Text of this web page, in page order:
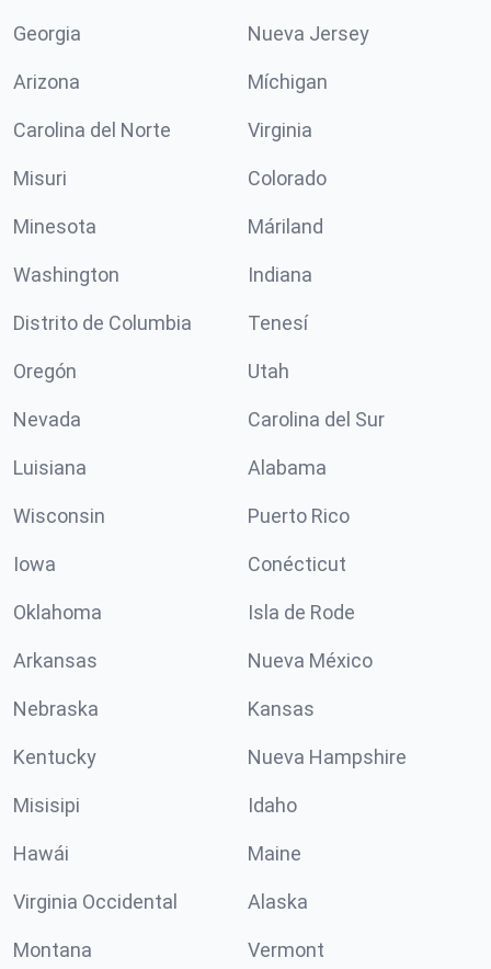
Georgia Nueva Jersey
Arizona Míchigan
Carolina del Norte Virginia
Misuri Colorado
Minesota Máriland
Washington Indiana
Distrito de Columbia Tenesí
Oregón Utah
Nevada Carolina del Sur
Luisiana Alabama
Wisconsin Puerto Rico
Iowa Conécticut
Oklahoma Isla de Rode
Arkansas Nueva México
Nebraska Kansas
Kentucky Nueva Hampshire
Misisipi Idaho
Hawái Maine
Virginia Occidental Alaska
Montana Vermont